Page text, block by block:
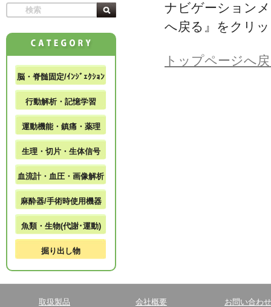
ナビゲーション
へ戻る』をクリ
トップページへ
脳・脊髄固定/ｲﾝｼﾞｪｸｼｮﾝ
行動解析・記憶学習
運動機能・鎮痛・薬理
生理・切片・生体信号
血流計・血圧・画像解析
麻酔器/手術時使用機器
魚類・生物(代謝･運動)
掘り出し物
取扱製品 会社概要 お問い合わせ